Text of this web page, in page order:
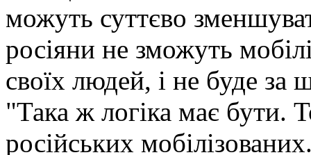
можуть суттєво
росіяни не зможуть
своїх людей, і не буде
"Така ж логіка має бути.
російських